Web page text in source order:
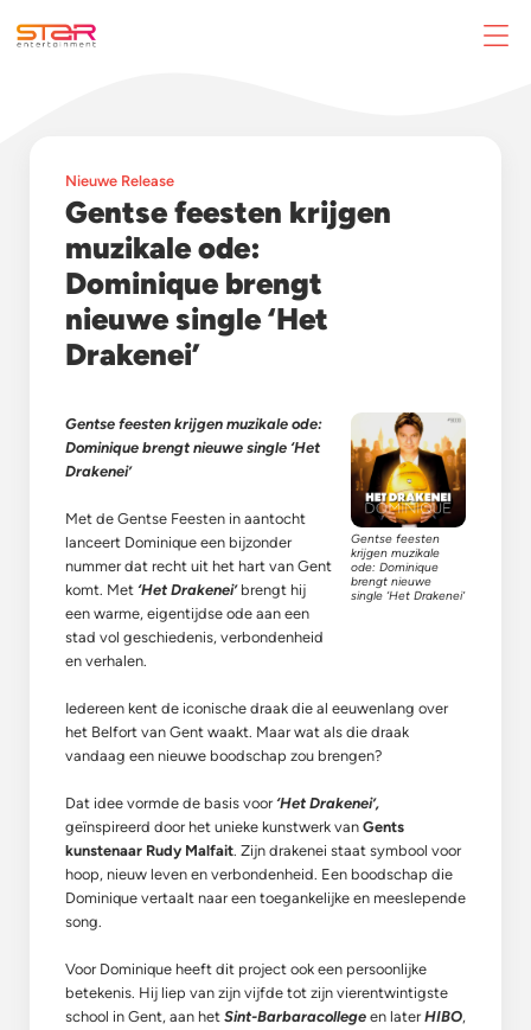
Nieuwe Release
Gentse feesten krijgen
muzikale ode:
Dominique brengt
nieuwe single ‘Het
Drakenei’
Gentse feesten
krijgen muzikale
ode: Dominique
brengt nieuwe
single ‘Het Drakenei’
Gentse feesten krijgen muzikale ode:
Dominique brengt nieuwe single ‘Het
Drakenei’
Met de Gentse Feesten in aantocht
lanceert Dominique een bijzonder
nummer dat recht uit het hart van Gent
komt. Met ‘Het Drakenei’brengt hij
een warme, eigentijdse ode aan een
stad vol geschiedenis, verbondenheid
en verhalen.
Iedereen kent de iconische draak die al eeuwenlang over
het Belfort van Gent waakt. Maar wat als die draak
vandaag een nieuwe boodschap zou brengen?
Dat idee vormde de basis voor ‘Het Drakenei’,
geïnspireerd door het unieke kunstwerk van Gents
kunstenaar Rudy Malfait. Zijn drakenei staat symbool voor
hoop, nieuw leven en verbondenheid. Een boodschap die
Dominique vertaalt naar een toegankelijke en meeslepende
song.
Voor Dominique heeft dit project ook een persoonlijke
betekenis. Hij liep van zijn vijfde tot zijn vierentwintigste
school in Gent, aan het Sint-Barbaracollege en later HIBO,